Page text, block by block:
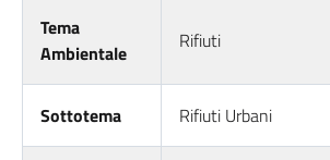
Tema
Ambientale
Rifiuti
Sottotema Rifiuti Urbani